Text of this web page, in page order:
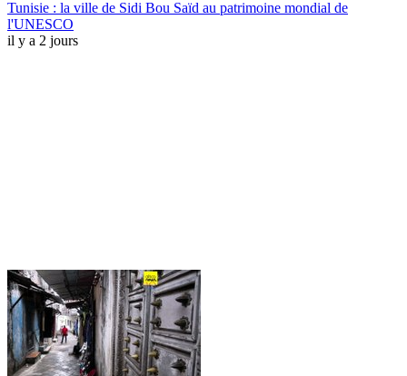
Tunisie : la ville de Sidi Bou Saïd au patrimoine mondial de
l'UNESCO
il y a 2 jours